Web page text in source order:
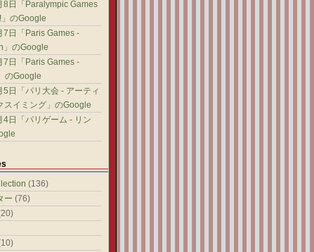
8日「Paralympic Games
のGoogle
7日「Paris Games -
」のGoogle
7日「Paris Games -
のGoogle
5日「パリ大会 - アーティ
スイミング」のGoogle
4日「パリゲーム - リン
(136)
ー (76)